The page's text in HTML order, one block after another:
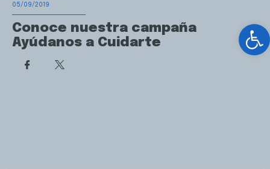
05/09/2019
Conoce nuestra campaña
Ayúdanos a Cuidarte